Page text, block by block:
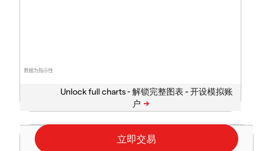
数据为指示性
Unlock full charts -